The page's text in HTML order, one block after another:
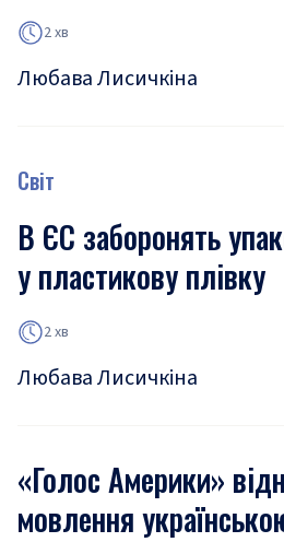
2 хв
Любава Лисичкіна
Світ
В ЄС заборонять
у пластикову плівку
2 хв
Любава Лисичкіна
«Голос Америки»
мовлення